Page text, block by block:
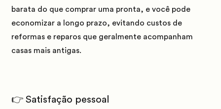
barata do que comprar uma pronta, e você pode
economizar a longo prazo, evitando custos de
reformas e reparos que geralmente acompanham
casas mais antigas.
👉 Satisfação pessoal